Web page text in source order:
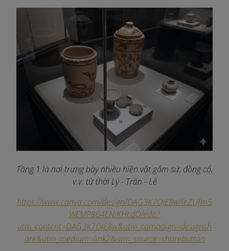
Tầng 1 là nơi trưng bày nhiều hiện vật gốm sứ, đồng cổ,
v.v. từ thời Lý - Trần - Lê
https://www.canva.com/design/DAG3K7OJE8w/ieZUfm5
WEMP864ENiKHcdQ/edit?
utm_content=DAG3K7OJE8w&utm_campaign=designsh
are&utm_medium=link2&utm_source=sharebutton